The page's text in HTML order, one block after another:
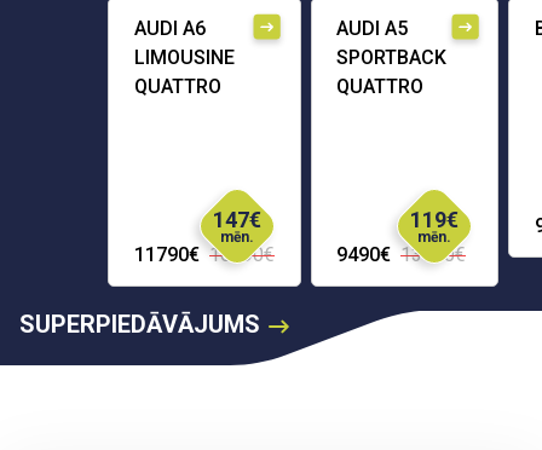
AUDI A6
LIMOUSINE
QUATTRO
11790€ 16290€
147€
mēn.
AUDI A5
SPORTBACK
QUATTRO
9490€ 13690€
119€
mēn.
SUPERPIEDĀVĀJUMS